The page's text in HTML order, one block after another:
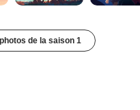
de la saison 1